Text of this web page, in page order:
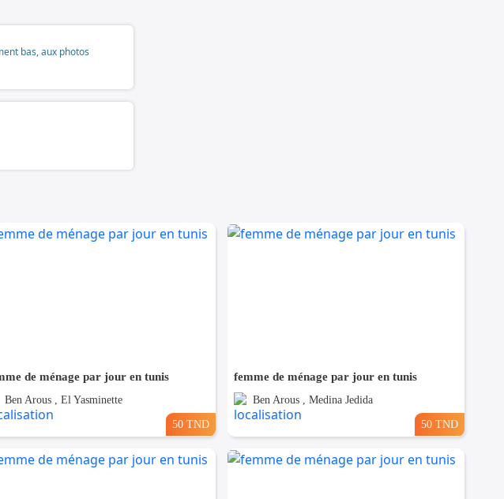
bas, aux photos
de ménage par jour en tunis
Ben Arous , El Yasminette
50 TND
femme de ménage par jour en tunis
Ben Arous , Medina Jedida
50 TND